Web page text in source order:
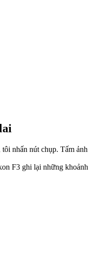
nhấn nút chụp. Tấm ảnh
F3 ghi lại những khoảnh